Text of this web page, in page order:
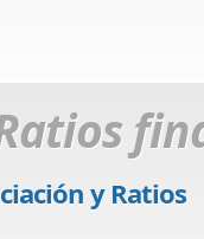
y Ratios